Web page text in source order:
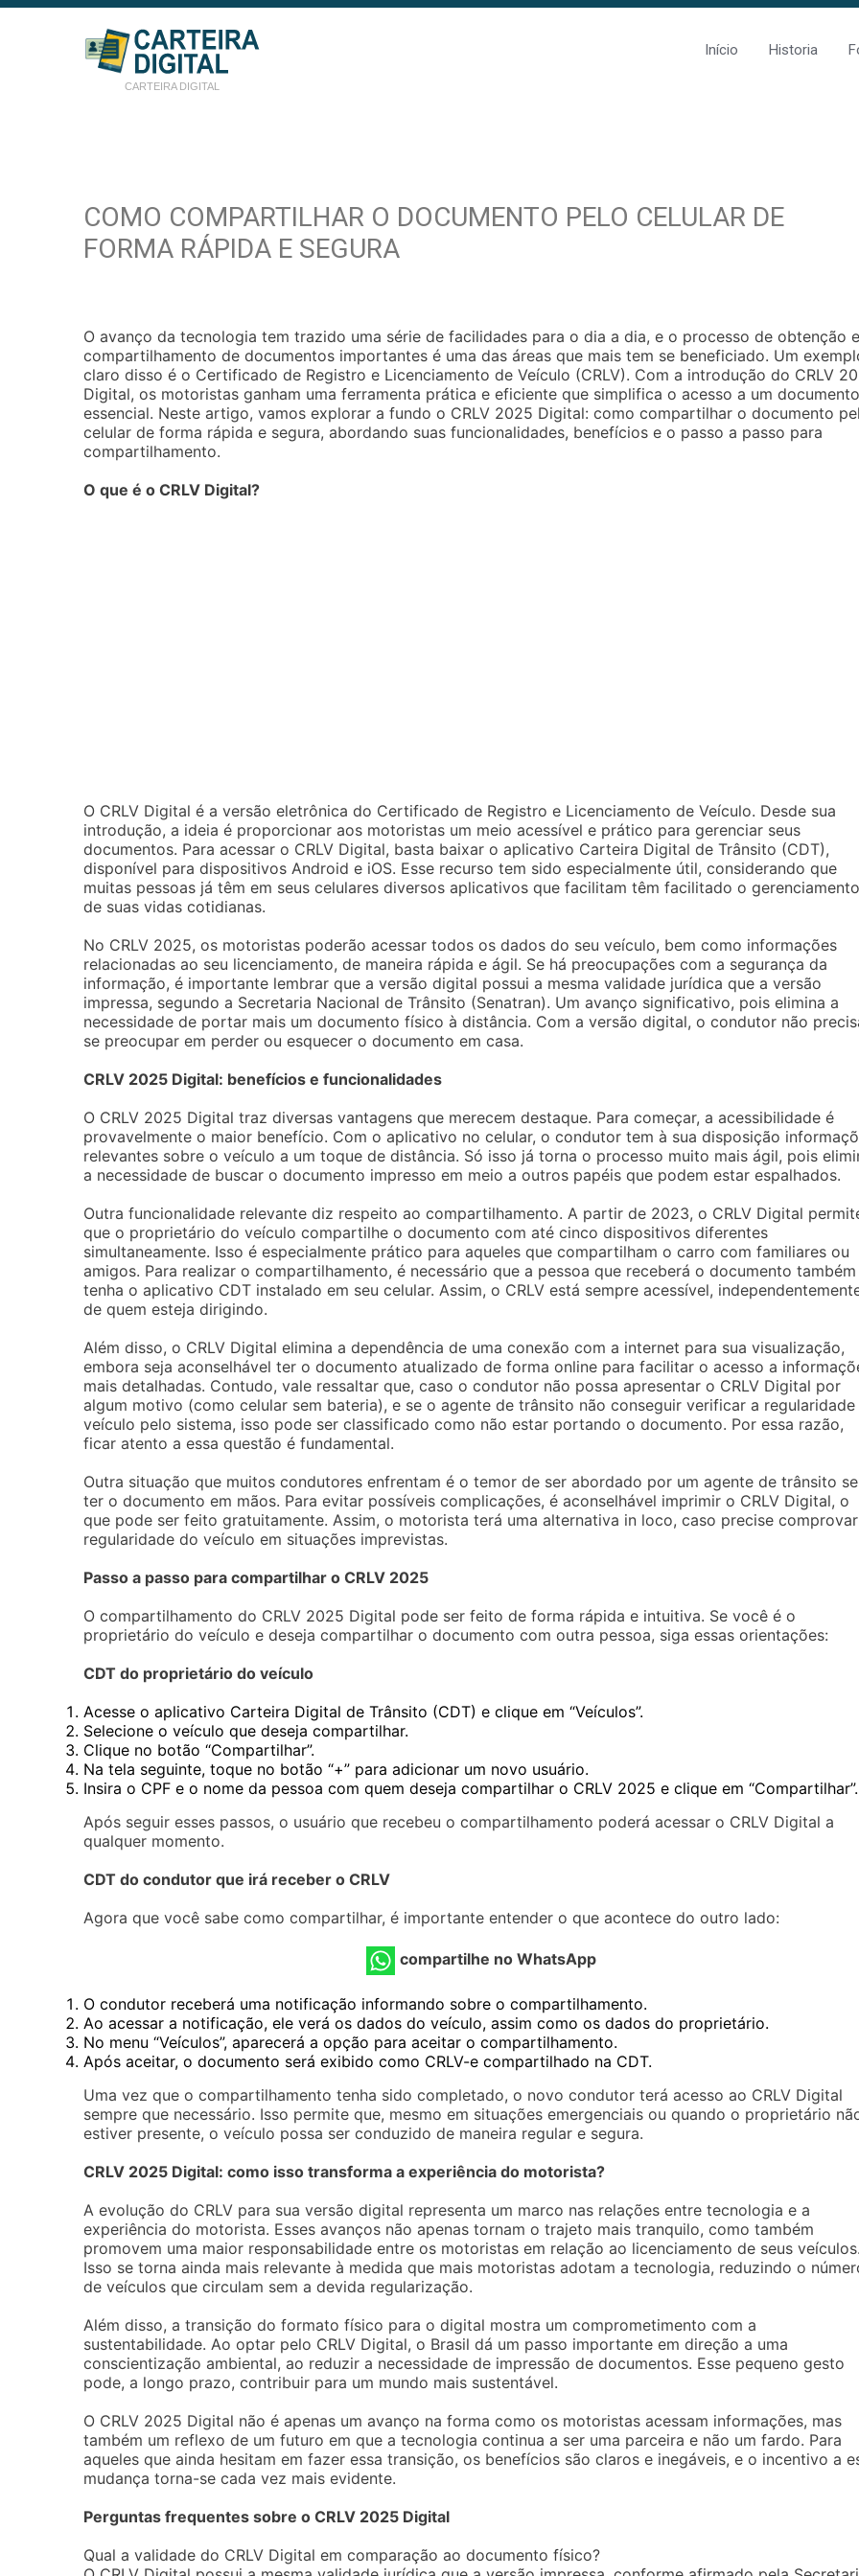
CARTEIRA DIGITAL
Início Historia
COMO COMPARTILHAR O DOCUMENTO PELO CELULAR DE
FORMA RÁPIDA E SEGURA
O avanço da tecnologia tem trazido uma série de facilidades para o dia a dia, e o processo de obtenção e
compartilhamento de documentos importantes é uma das áreas que mais tem se beneficiado. Um
claro disso é o Certificado de Registro e Licenciamento de Veículo (CRLV). Com a introdução do CRLV
Digital, os motoristas ganham uma ferramenta prática e eficiente que simplifica o acesso a um documento
essencial. Neste artigo, vamos explorar a fundo o CRLV 2025 Digital: como compartilhar o documento
celular de forma rápida e segura, abordando suas funcionalidades, benefícios e o passo a passo para
compartilhamento.
O que é o CRLV Digital?
O CRLV Digital é a versão eletrônica do Certificado de Registro e Licenciamento de Veículo. Desde sua
introdução, a ideia é proporcionar aos motoristas um meio acessível e prático para gerenciar seus
documentos. Para acessar o CRLV Digital, basta baixar o aplicativo Carteira Digital de Trânsito (CDT),
disponível para dispositivos Android e iOS. Esse recurso tem sido especialmente útil, considerando que
muitas pessoas já têm em seus celulares diversos aplicativos que facilitam têm facilitado o gerenciamento
de suas vidas cotidianas.
No CRLV 2025, os motoristas poderão acessar todos os dados do seu veículo, bem como informações
relacionadas ao seu licenciamento, de maneira rápida e ágil. Se há preocupações com a segurança da
informação, é importante lembrar que a versão digital possui a mesma validade jurídica que a versão
impressa, segundo a Secretaria Nacional de Trânsito (Senatran). Um avanço significativo, pois elimina a
necessidade de portar mais um documento físico à distância. Com a versão digital, o condutor não
se preocupar em perder ou esquecer o documento em casa.
CRLV 2025 Digital: benefícios e funcionalidades
O CRLV 2025 Digital traz diversas vantagens que merecem destaque. Para começar, a acessibilidade é
provavelmente o maior benefício. Com o aplicativo no celular, o condutor tem à sua disposição
relevantes sobre o veículo a um toque de distância. Só isso já torna o processo muito mais ágil, pois
a necessidade de buscar o documento impresso em meio a outros papéis que podem estar espalhados.
Outra funcionalidade relevante diz respeito ao compartilhamento. A partir de 2023, o CRLV Digital
que o proprietário do veículo compartilhe o documento com até cinco dispositivos diferentes
simultaneamente. Isso é especialmente prático para aqueles que compartilham o carro com familiares ou
amigos. Para realizar o compartilhamento, é necessário que a pessoa que receberá o documento também
tenha o aplicativo CDT instalado em seu celular. Assim, o CRLV está sempre acessível,
de quem esteja dirigindo.
Além disso, o CRLV Digital elimina a dependência de uma conexão com a internet para sua visualização,
embora seja aconselhável ter o documento atualizado de forma online para facilitar o acesso a
mais detalhadas. Contudo, vale ressaltar que, caso o condutor não possa apresentar o CRLV Digital por
algum motivo (como celular sem bateria), e se o agente de trânsito não conseguir verificar a regularidade
veículo pelo sistema, isso pode ser classificado como não estar portando o documento. Por essa razão,
ficar atento a essa questão é fundamental.
Outra situação que muitos condutores enfrentam é o temor de ser abordado por um agente de trânsito
ter o documento em mãos. Para evitar possíveis complicações, é aconselhável imprimir o CRLV Digital, o
que pode ser feito gratuitamente. Assim, o motorista terá uma alternativa in loco, caso precise
regularidade do veículo em situações imprevistas.
Passo a passo para compartilhar o CRLV 2025
O compartilhamento do CRLV 2025 Digital pode ser feito de forma rápida e intuitiva. Se você é o
proprietário do veículo e deseja compartilhar o documento com outra pessoa, siga essas orientações:
CDT do proprietário do veículo
Acesse o aplicativo Carteira Digital de Trânsito (CDT) e clique em “Veículos”.
Selecione o veículo que deseja compartilhar.
Clique no botão “Compartilhar”.
Na tela seguinte, toque no botão “+” para adicionar um novo usuário.
Insira o CPF e o nome da pessoa com quem deseja compartilhar o CRLV 2025 e clique em “Compartilhar”.
Após seguir esses passos, o usuário que recebeu o compartilhamento poderá acessar o CRLV Digital a
qualquer momento.
CDT do condutor que irá receber o CRLV
Agora que você sabe como compartilhar, é importante entender o que acontece do outro lado:
compartilhe no WhatsApp
O condutor receberá uma notificação informando sobre o compartilhamento.
Ao acessar a notificação, ele verá os dados do veículo, assim como os dados do proprietário.
No menu “Veículos”, aparecerá a opção para aceitar o compartilhamento.
Após aceitar, o documento será exibido como CRLV-e compartilhado na CDT.
Uma vez que o compartilhamento tenha sido completado, o novo condutor terá acesso ao CRLV Digital
sempre que necessário. Isso permite que, mesmo em situações emergenciais ou quando o proprietário
estiver presente, o veículo possa ser conduzido de maneira regular e segura.
CRLV 2025 Digital: como isso transforma a experiência do motorista?
A evolução do CRLV para sua versão digital representa um marco nas relações entre tecnologia e a
experiência do motorista. Esses avanços não apenas tornam o trajeto mais tranquilo, como também
promovem uma maior responsabilidade entre os motoristas em relação ao licenciamento de seus veículos.
Isso se torna ainda mais relevante à medida que mais motoristas adotam a tecnologia, reduzindo o
de veículos que circulam sem a devida regularização.
Além disso, a transição do formato físico para o digital mostra um comprometimento com a
sustentabilidade. Ao optar pelo CRLV Digital, o Brasil dá um passo importante em direção a uma
conscientização ambiental, ao reduzir a necessidade de impressão de documentos. Esse pequeno gesto
pode, a longo prazo, contribuir para um mundo mais sustentável.
O CRLV 2025 Digital não é apenas um avanço na forma como os motoristas acessam informações, mas
também um reflexo de um futuro em que a tecnologia continua a ser uma parceira e não um fardo. Para
aqueles que ainda hesitam em fazer essa transição, os benefícios são claros e inegáveis, e o incentivo a
mudança torna-se cada vez mais evidente.
Perguntas frequentes sobre o CRLV 2025 Digital
Qual a validade do CRLV Digital em comparação ao documento físico?